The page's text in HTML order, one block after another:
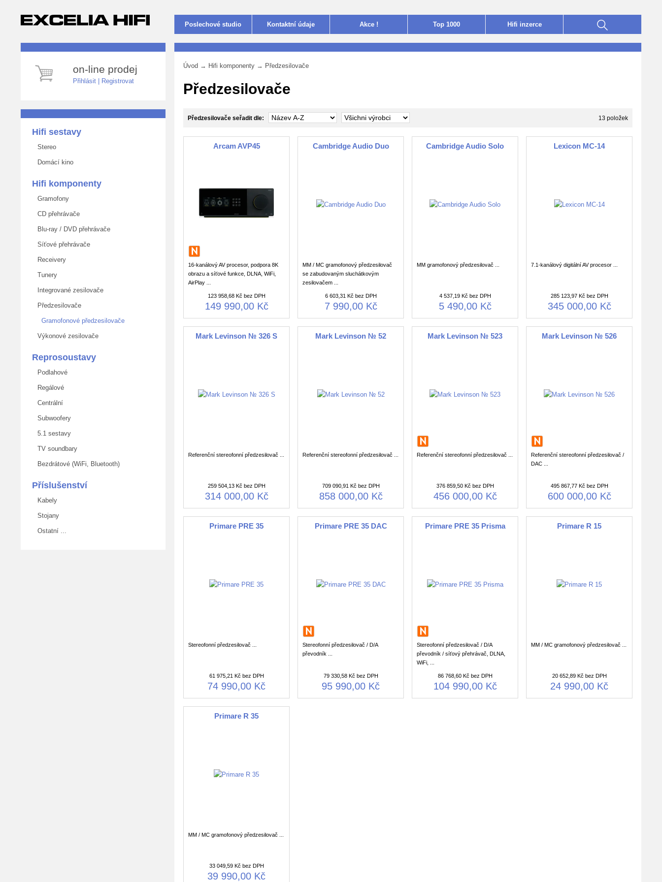
Poslechové studio Kontaktní údaje Akce ! Top 1000 Hifi inzerce
on-line prodej
Přihlásit Registrovat
Hifi sestavy
Stereo
Domácí kino
Hifi komponenty
Gramofony
CD přehrávače
Blu-ray / DVD přehrávače
Síťové přehrávače
Receivery
Tunery
Integrované zesilovače
Předzesilovače
Gramofonové předzesilovače
Výkonové zesilovače
Reprosoustavy
Podlahové
Regálové
Centrální
Subwoofery
5.1 sestavy
TV soundbary
Bezdrátové (WiFi, Bluetooth)
Příslušenství
Kabely
Stojany
Ostatní ...
Úvod → Hifi komponenty → Předzesilovače
Předzesilovače
Předzesilovače seřadit dle: 13 položek
Arcam AVP45
16-kanálový AV procesor, podpora 8K
obrazu a síťové funkce, DLNA, WiFi,
AirPlay ...
123 958,68 Kč bez DPH
149 990,00 Kč
Cambridge Audio Duo
MM / MC gramofonový předzesilovač
se zabudovaným sluchátkovým
zesilovačem ...
6 603,31 Kč bez DPH
7 990,00 Kč
Cambridge Audio Solo
MM gramofonový předzesilovač ...
4 537,19 Kč bez DPH
5 490,00 Kč
Lexicon MC-14
7.1-kanálový digitální AV procesor ...
285 123,97 Kč bez DPH
345 000,00 Kč
Mark Levinson № 326 S
Referenční stereofonní předzesilovač ...
259 504,13 Kč bez DPH
314 000,00 Kč
Mark Levinson № 52
Referenční stereofonní předzesilovač ...
709 090,91 Kč bez DPH
858 000,00 Kč
Mark Levinson № 523
Referenční stereofonní předzesilovač ...
376 859,50 Kč bez DPH
456 000,00 Kč
Mark Levinson № 526
Referenční stereofonní předzesilovač /
DAC ...
495 867,77 Kč bez DPH
600 000,00 Kč
Primare PRE 35
Stereofonní předzesilovač ...
61 975,21 Kč bez DPH
74 990,00 Kč
Primare PRE 35 DAC
Stereofonní předzesilovač / D/A
převodník ...
79 330,58 Kč bez DPH
95 990,00 Kč
Primare PRE 35 Prisma
Stereofonní předzesilovač / D/A
převodník / síťový přehrávač, DLNA,
WiFi, ...
86 768,60 Kč bez DPH
104 990,00 Kč
Primare R 15
MM / MC gramofonový předzesilovač ...
20 652,89 Kč bez DPH
24 990,00 Kč
Primare R 35
MM / MC gramofonový předzesilovač ...
33 049,59 Kč bez DPH
39 990,00 Kč